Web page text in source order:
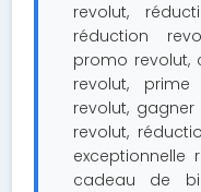
revolut,
réduction
promo revolut,
revolut,
revolut,
revolut,
exceptionnelle
cadeau de